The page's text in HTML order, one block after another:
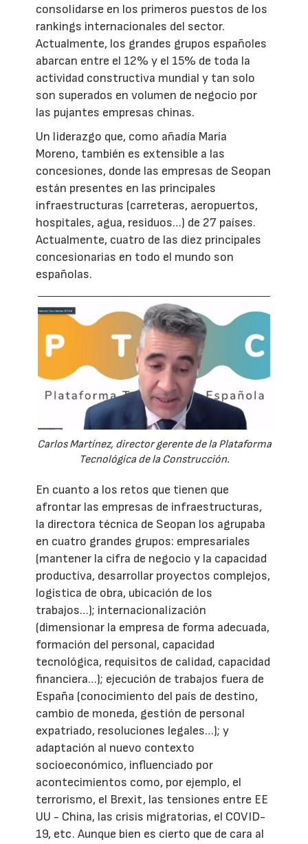
consolidarse en los primeros puestos de los
rankings internacionales del sector.
Actualmente, los grandes grupos españoles
abarcan entre el 12% y el 15% de toda la
actividad constructiva mundial y tan solo
son superados en volumen de negocio por
las pujantes empresas chinas.
Un liderazgo que, como añadía María
Moreno, también es extensible a las
concesiones, donde las empresas de Seopan
están presentes en las principales
infraestructuras (carreteras, aeropuertos,
hospitales, agua, residuos…) de 27 países.
Actualmente, cuatro de las diez principales
concesionarias en todo el mundo son
españolas.
Carlos Martínez, director gerente de la Plataforma
Tecnológica de la Construcción.
En cuanto a los retos que tienen que
afrontar las empresas de infraestructuras,
la directora técnica de Seopan los agrupaba
en cuatro grandes grupos: empresariales
(mantener la cifra de negocio y la capacidad
productiva, desarrollar proyectos complejos,
logística de obra, ubicación de los
trabajos…); internacionalización
(dimensionar la empresa de forma adecuada,
formación del personal, capacidad
tecnológica, requisitos de calidad, capacidad
financiera…); ejecución de trabajos fuera de
España (conocimiento del país de destino,
cambio de moneda, gestión de personal
expatriado, resoluciones legales…); y
adaptación al nuevo contexto
socioeconómico, influenciado por
acontecimientos como, por ejemplo, el
terrorismo, el Brexit, las tensiones entre EE
UU - China, las crisis migratorias, el COVID-
19, etc. Aunque bien es cierto que de cara al